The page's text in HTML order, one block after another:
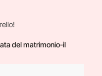
del matrimonio-il